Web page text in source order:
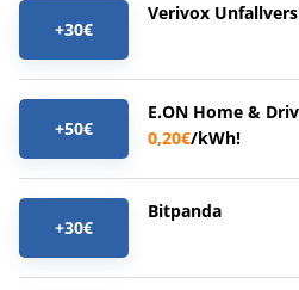
+30€
Verivox
+50€
E.ON Home &
0,20€/kWh!
+30€
Bitpanda